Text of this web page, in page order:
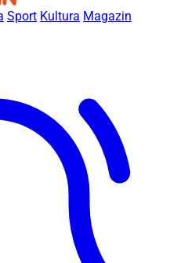
Sport Kultura Magazin